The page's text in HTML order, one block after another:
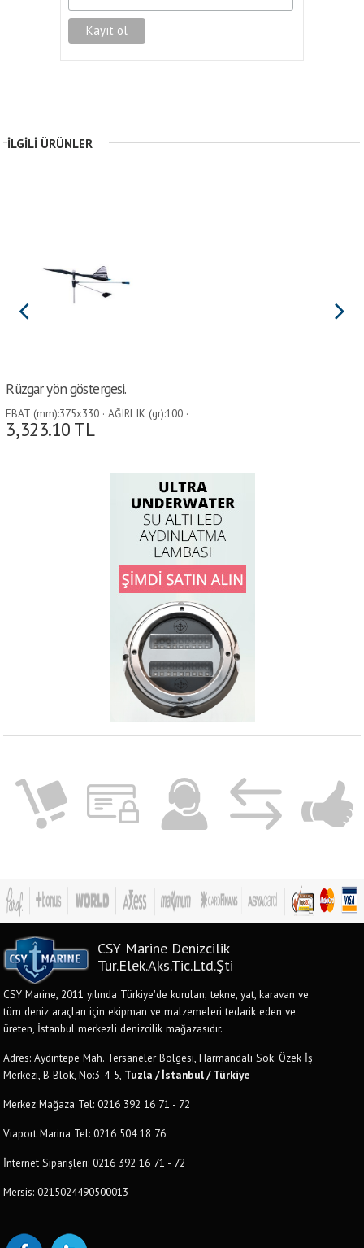
İLGILI ÜRÜNLER
Rüzgar yön göstergesi.
EBAT (mm):375x330 · AĞIRLIK (gr):100 ·
3,323.10 TL
CSY Marine Denizcilik
Tur.Elek.Aks.Tic.Ltd.Şti
CSY Marine, 2011 yılında Türkiye'de kurulan; tekne, yat, karavan ve
tüm deniz araçları için ekipman ve malzemeleri tedarik eden ve
üreten, İstanbul merkezli denizcilik mağazasıdır.
Adres: Aydıntepe Mah. Tersaneler Bölgesi, Harmandalı Sok. Özek İş
Merkezi, B Blok, No:3-4-5, Tuzla / İstanbul / Türkiye
Merkez Mağaza Tel: 0216 392 16 71 - 72
Viaport Marina Tel: 0216 504 18 76
İnternet Siparişleri: 0216 392 16 71 - 72
Mersis: 0215024490500013